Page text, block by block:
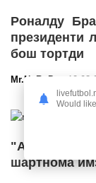
Роналду
президенти
бош тортди
Mr.NoBoDy
"Арсенал"
шартнома
Would